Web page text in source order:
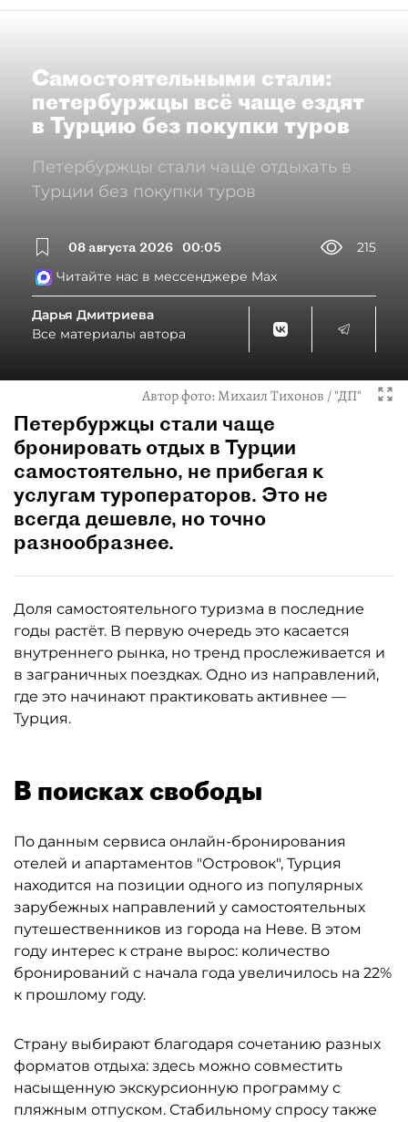
Самостоятельными стали:
петербуржцы всё чаще ездят
в Турцию без покупки туров
Петербуржцы стали чаще отдыхать в
Турции без покупки туров
08 августа 2026 00:05
215
Читайте нас в мессенджере Max
Дарья Дмитриева
Все материалы автора
Автор фото:Михаил Тихонов / "ДП"
Петербуржцы стали чаще
бронировать отдых в Турции
самостоятельно, не прибегая к
услугам туроператоров. Это не
всегда дешевле, но точно
разнообразнее.
Доля самостоятельного туризма в последние
годы растёт. В первую очередь это касается
внутреннего рынка, но тренд прослеживается и
в заграничных поездках. Одно из направлений,
где это начинают практиковать активнее —
Турция.
В поисках свободы
По данным сервиса онлайн-бронирования
отелей и апартаментов "Островок", Турция
находится на позиции одного из популярных
зарубежных направлений у самостоятельных
путешественников из города на Неве. В этом
году интерес к стране вырос: количество
бронирований с начала года увеличилось на 22%
к прошлому году.
Страну выбирают благодаря сочетанию разных
форматов отдыха: здесь можно совместить
насыщенную экскурсионную программу с
пляжным отпуском. Стабильному спросу также